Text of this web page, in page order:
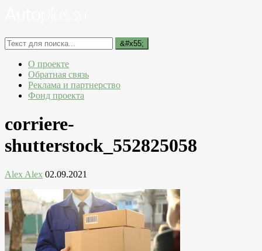
О проекте
Обратная связь
Реклама и партнерство
Фонд проекта
corriere-
shutterstock_552825058
Alex Alex 02.09.2021